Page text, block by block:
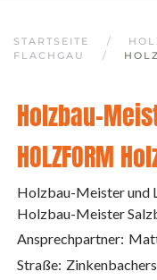
STARTSEITE
FLACHGAU
Holzbau-
HOLZFORM
Holzbau-Meister und
Holzbau-Meister
Ansprechpartner:
Straße: